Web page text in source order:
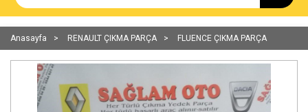
Anasayfa RENAULT ÇIKMA PARÇA FLUENCE ÇIKMA PARÇA